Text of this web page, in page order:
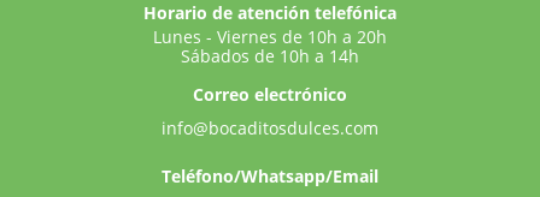
Horario de atención telefónica
Lunes - Viernes de 10h a 20h
Sábados de 10h a 14h
Correo electrónico
info@bocaditosdulces.com
Teléfono/Whatsapp/Email